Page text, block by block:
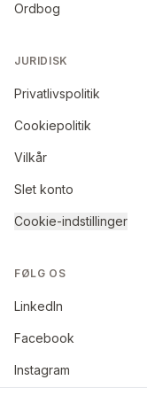
Ordbog
JURIDISK
Privatlivspolitik
Cookiepolitik
Vilkår
Slet konto
Cookie-indstillinger
FØLG OS
LinkedIn
Facebook
Instagram